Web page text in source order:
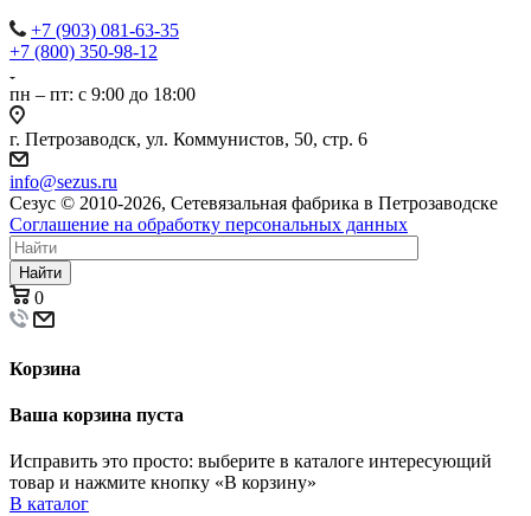
+7 (903) 081-63-35
+7 (800) 350-98-12
пн – пт: с 9:00 до 18:00
г. Петрозаводск, ул. Коммунистов, 50, стр. 6
info@sezus.ru
Сезус © 2010-2026, Сетевязальная фабрика в Петрозаводске
Соглашение на обработку персональных данных
Найти
0
Корзина
Ваша корзина пуста
Исправить это просто: выберите в каталоге интересующий
товар и нажмите кнопку «В корзину»
В каталог